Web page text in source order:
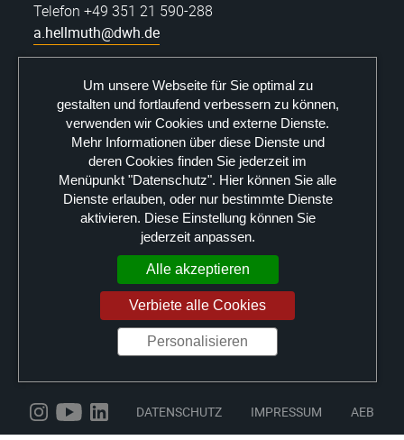
Telefon +49 351 21 590-288
a.hellmuth@dwh.de
DATENSCHUTZ IMPRESSUM AEB
Um unsere Webseite für Sie optimal zu
gestalten und fortlaufend verbessern zu können,
verwenden wir Cookies und externe Dienste.
Mehr Informationen über diese Dienste und
deren Cookies finden Sie jederzeit im
Menüpunkt "Datenschutz". Hier können Sie alle
Dienste erlauben, oder nur bestimmte Dienste
aktivieren. Diese Einstellung können Sie
jederzeit anpassen.
Alle akzeptieren
Verbiete alle Cookies
Personalisieren